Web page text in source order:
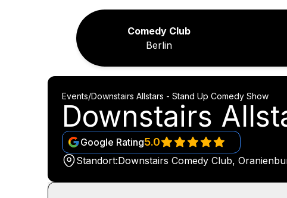
Comedy Club
Berlin
Events/Downstairs Allstars - Stand Up Comedy Show
Downstairs
Google Rating5.0
Standort:Downstairs Comedy Club,